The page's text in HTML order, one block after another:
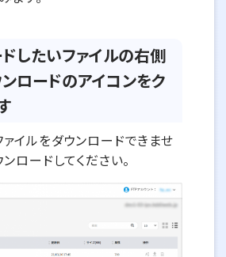
したいファイルの右側
ロードのアイコンをク
イルをダウンロードできませ
ロードしてください。